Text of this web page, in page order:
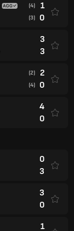
(4) 1
(3) 0
3
3
(2) 2
(4) 0
4
0
0
3
3
0
1